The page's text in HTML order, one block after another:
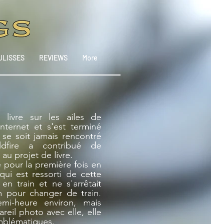
REVIEWS More
livre sur les ailes de
et s'est terminé
soit jamais rencontré
a contribué de
projet de livre.
la première fois en
est ressorti de cette
en train et ne s'arrêtait
pour changer de train.
heure environ, mais
photo avec elle, elle